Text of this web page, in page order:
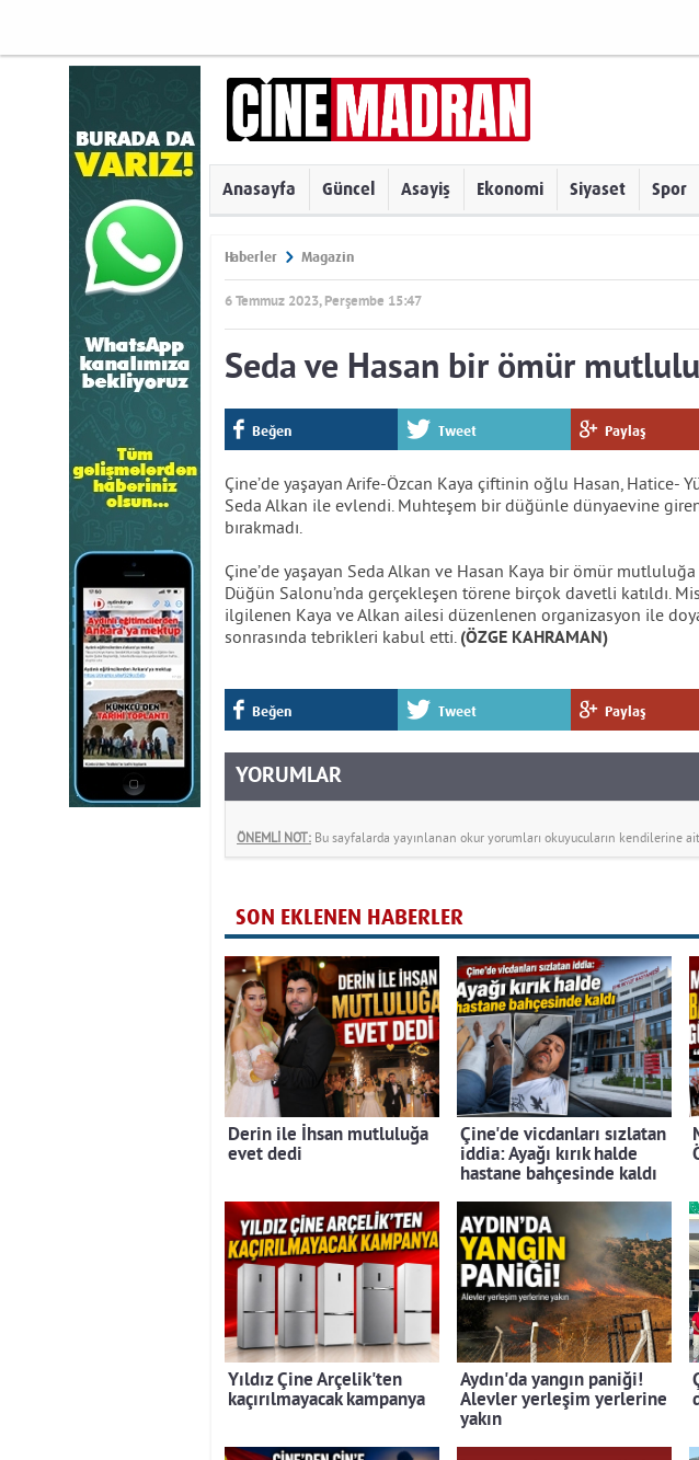
Anasayfa Güncel Asayiş Ekonomi Siyaset Spor
Haberler Magazin
6 Temmuz 2023, Perşembe 15:47
Seda ve Hasan bir ömür
Beğen Tweet Paylaş
Çine’de yaşayan Arife-Özcan Kaya çiftinin oğlu Hasan, Hatice-
Seda Alkan ile evlendi. Muhteşem bir düğünle dünyaevine
bırakmadı.
Çine’de yaşayan Seda Alkan ve Hasan Kaya bir ömür
Düğün Salonu’nda gerçekleşen törene birçok davetli katıldı.
ilgilenen Kaya ve Alkan ailesi düzenlenen organizasyon ile
sonrasında tebrikleri kabul etti. (ÖZGE KAHRAMAN)
Beğen Tweet Paylaş
YORUMLAR
ÖNEMLİ NOT: Bu sayfalarda yayınlanan okur yorumları okuyucuların kendilerine
SON EKLENEN HABERLER
Derin ile İhsan mutluluğa
evet dedi
Çine'de vicdanları sızlatan
iddia: Ayağı kırık halde
hastane bahçesinde kaldı
Yıldız Çine Arçelik'ten
kaçırılmayacak kampanya
Aydın'da yangın paniği!
Alevler yerleşim yerlerine
yakın